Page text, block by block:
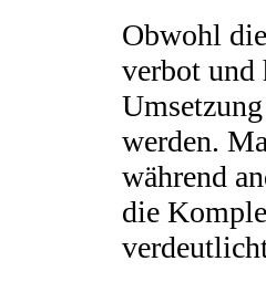
Obwohl
verbot und
werden.
während
die